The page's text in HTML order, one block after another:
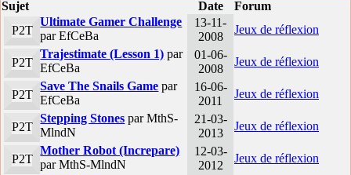
Sujet Date
Forum
P2T
Ultimate Gamer Challenge
par EfCeBa
13-11-
2008
Jeux de réflexion
P2T
Trajestimate (Lesson 1) par
EfCeBa
01-06-
2008
Jeux de réflexion
P2T
Save The Snails Game par
EfCeBa
16-06-
2011
Jeux de réflexion
P2T
Stepping Stones par MthS-
MlndN
21-03-
2013
Jeux de réflexion
P2T
Mother Robot (Increpare)
par MthS-MlndN
12-03-
2012
Jeux de réflexion